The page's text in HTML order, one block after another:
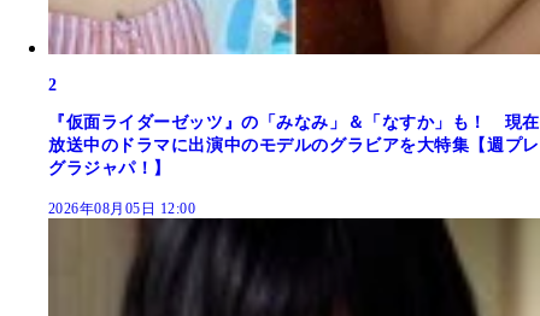
2
『仮面ライダーゼッツ』の「みなみ」＆「なすか」も！ 現在
放送中のドラマに出演中のモデルのグラビアを大特集【週プレ
グラジャパ！】
2026年08月05日 12:00